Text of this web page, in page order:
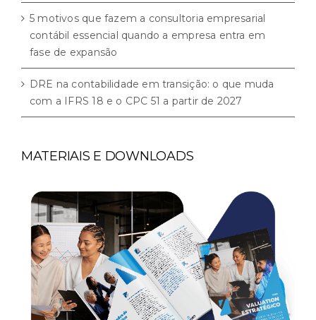
5 motivos que fazem a consultoria empresarial
contábil essencial quando a empresa entra em
fase de expansão
DRE na contabilidade em transição: o que muda
com a IFRS 18 e o CPC 51 a partir de 2027
MATERIAIS E DOWNLOADS